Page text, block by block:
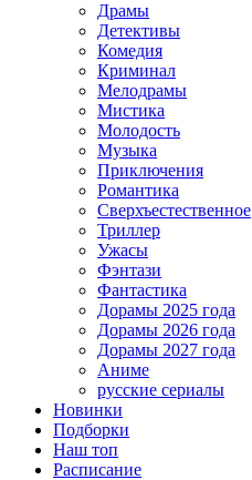
Драмы
Детективы
Комедия
Криминал
Мелодрамы
Мистика
Молодость
Музыка
Приключения
Романтика
Сверхъестественное
Триллер
Ужасы
Фэнтази
Фантастика
Дорамы 2025 года
Дорамы 2026 года
Дорамы 2027 года
Аниме
русские сериалы
Новинки
Подборки
Наш топ
Расписание